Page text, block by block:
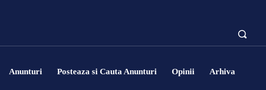
Anunturi Posteaza si Cauta Anunturi Opinii Arhiva